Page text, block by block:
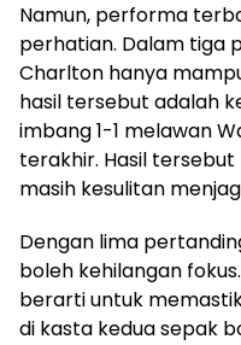
Namun, performa
perhatian. Dalam tiga
Charlton hanya
hasil tersebut adalah
imbang 1-1 melawan
terakhir. Hasil
masih kesulitan
Dengan lima
boleh kehilangan
berarti untuk
di kasta kedua sepak